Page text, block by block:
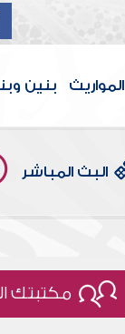
المواريث بنين
البث المباشر
مكتبتك